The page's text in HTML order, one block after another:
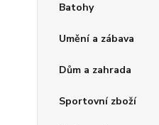
Batohy
Umění a zábava
Dům a zahrada
Sportovní zboží